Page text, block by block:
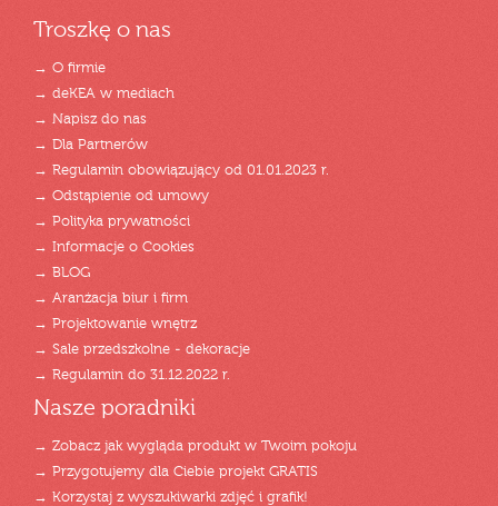
Troszkę o nas
→ O firmie
→ deKEA w mediach
→ Napisz do nas
→ Dla Partnerów
→ Regulamin obowiązujący od 01.01.2023 r.
→ Odstąpienie od umowy
→ Polityka prywatności
→ Informacje o Cookies
→ BLOG
→ Aranżacja biur i firm
→ Projektowanie wnętrz
→ Sale przedszkolne - dekoracje
→ Regulamin do 31.12.2022 r.
Nasze poradniki
→ Zobacz jak wygląda produkt w Twoim pokoju
→ Przygotujemy dla Ciebie projekt GRATIS
→ Korzystaj z wyszukiwarki zdjęć i grafik!